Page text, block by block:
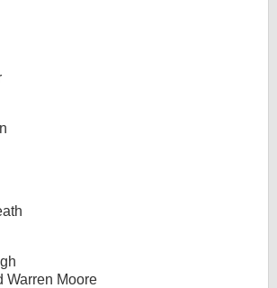
Warren Moore